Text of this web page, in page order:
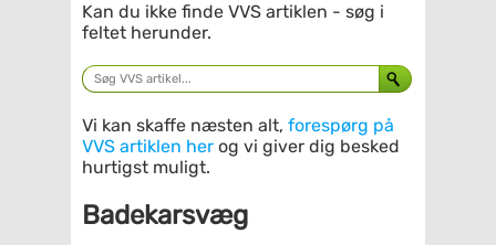
Kan du ikke finde VVS artiklen - søg i
feltet herunder.
Vi kan skaffe næsten alt, forespørg på
VVS artiklen her og vi giver dig besked
hurtigst muligt.
Badekarsvæg